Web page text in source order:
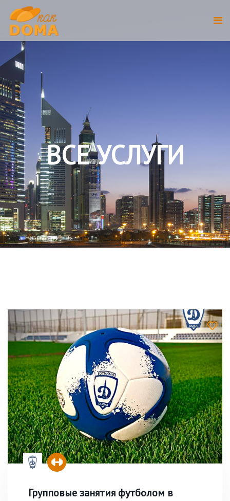
ВСЕ УСЛУГИ
Групповые занятия футболом в